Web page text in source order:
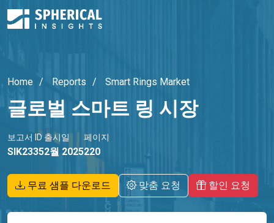
Home Reports Smart Rings Market
글로벌 스마트 링 시장
보고서 ID
SIK2335
출시일
2월 2025
페이지
220
무료 샘플 다운로드 맞춤 요청 할인 요청